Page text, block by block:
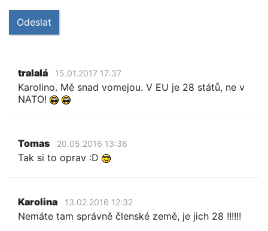
Odeslat
tralalá 15.01.2017 17:37
Karolino. Mě snad vomejou. V EU je 28 států, ne v
NATO!
Tomas 20.05.2016 13:36
Tak si to oprav :D
Karolina 13.02.2016 12:32
Nemáte tam správně členské země, je jich 28 !!!!!!